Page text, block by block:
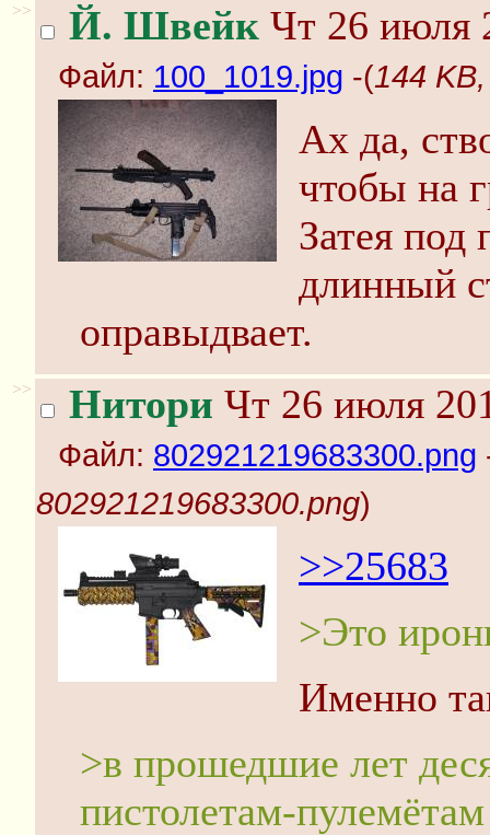
>> Й. Швейк Чт 26 июля
Файл: 100_1019.jpg -(144
Ах да,
чтобы на
Затея под
длинный
оправыдвает.
>> Нитори Чт 26 июля
Файл: 802921219683300.png
802921219683300.png)
>>25683
>Это
Именно
>в прошедшие лет
пистолетам-